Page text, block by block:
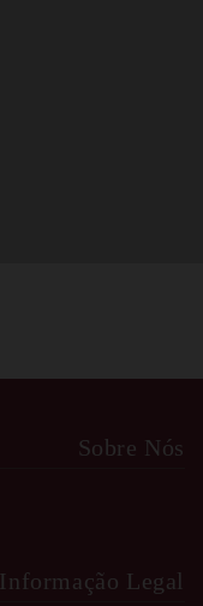
Sobre Nós
Informação Legal